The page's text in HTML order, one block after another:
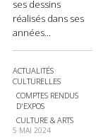
ses dessins
réalisés dans ses
années...
ACTUALITÉS
CULTURELLES
COMPTES RENDUS
D'EXPOS
CULTURE & ARTS
5 MAI 2024